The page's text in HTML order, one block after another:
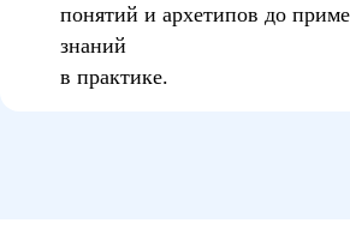
понятий и архетипов до
знаний
в практике.